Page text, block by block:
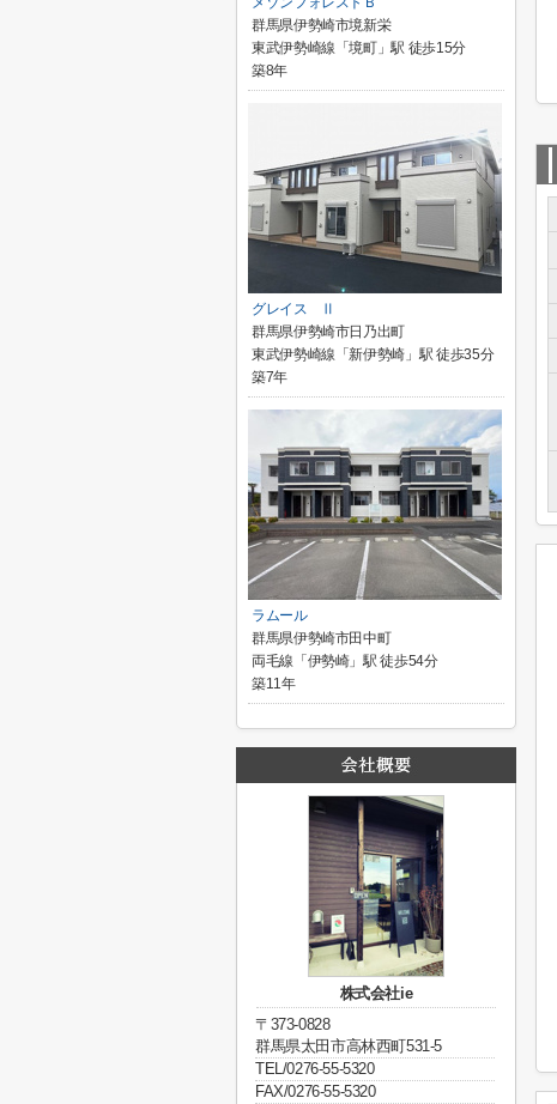
群馬県伊勢崎市境新栄
東武伊勢崎線「境町」駅 徒歩15分
築8年
グレイス Ⅱ
群馬県伊勢崎市日乃出町
東武伊勢崎線「新伊勢崎」駅 徒歩35分
築7年
ラムール
群馬県伊勢崎市田中町
両毛線「伊勢崎」駅 徒歩54分
築11年
株式会社ie
〒373-0828
群馬県太田市高林西町531-5
TEL/0276-55-5320
FAX/0276-55-5320